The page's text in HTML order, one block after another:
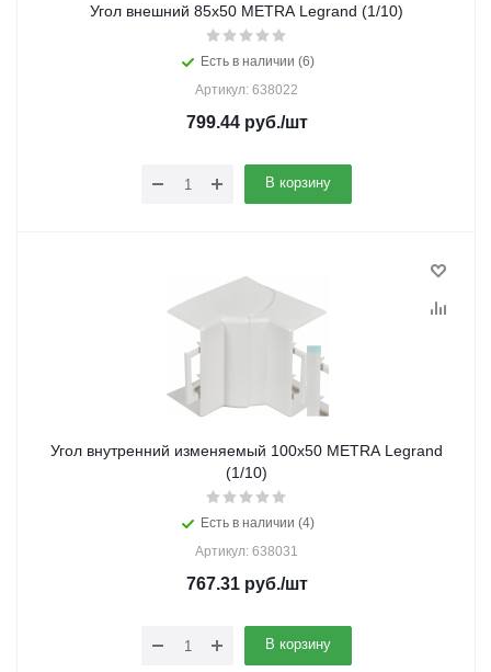
Угол внешний 85x50 METRA Legrand (1/10)
Есть в наличии (6)
Артикул: 638022
799.44руб./шт
В корзину
Угол внутренний изменяемый 100x50 METRA Legrand
(1/10)
Есть в наличии (4)
Артикул: 638031
767.31руб./шт
В корзину